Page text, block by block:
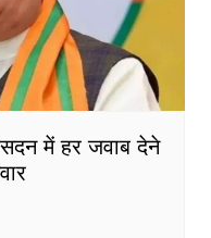
में हर जवाब देने